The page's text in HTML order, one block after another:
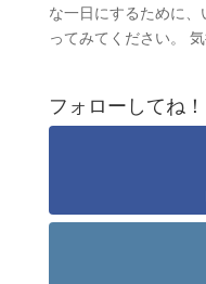
な一日にするために
ってみてください。
フォローしてね！